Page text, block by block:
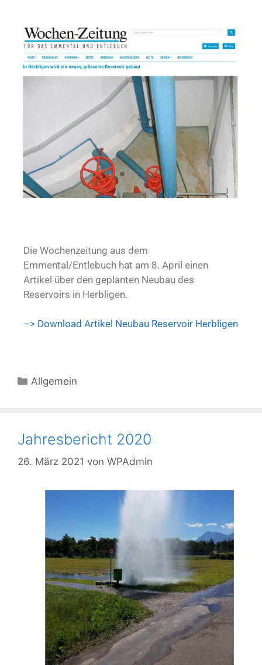
Die Wochenzeitung aus dem
Emmental/Entlebuch hat am 8. April einen
Artikel über den geplanten Neubau des
Reservoirs in Herbligen.
–> Download Artikel Neubau Reservoir Herbligen
Allgemein
Jahresbericht 2020
26. März 2021 von WPAdmin